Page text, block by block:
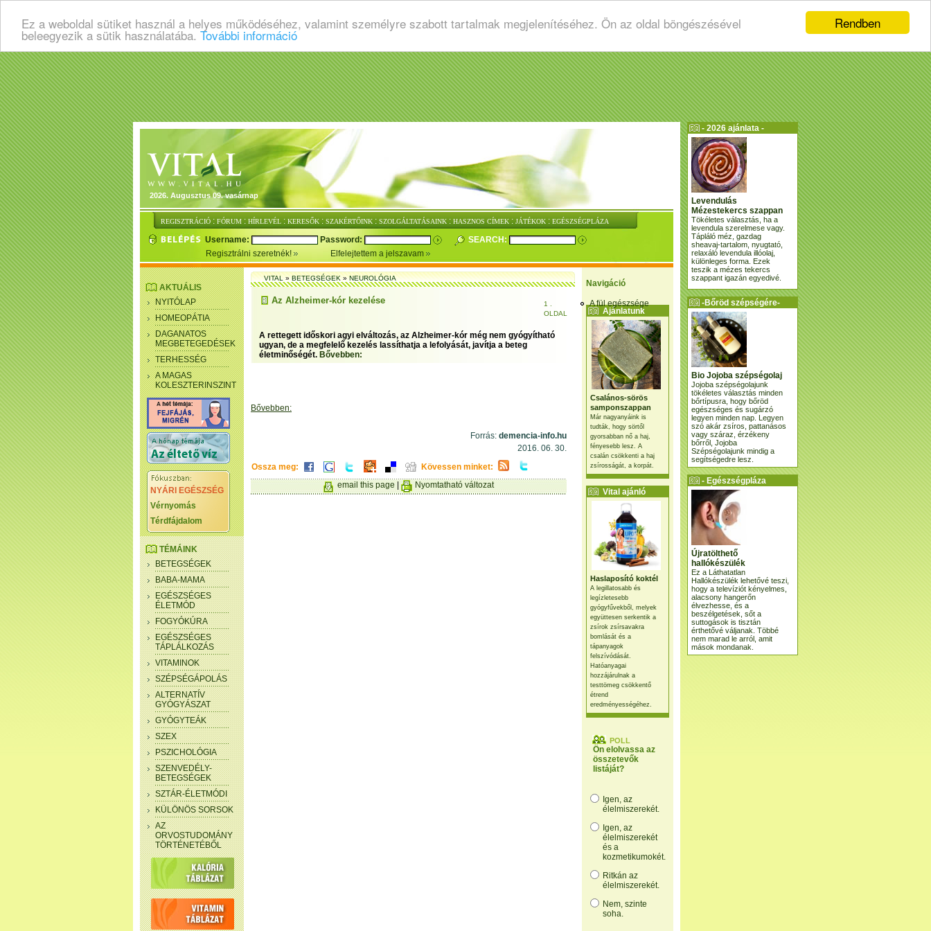
Rendben
Ez a weboldal sütiket használ a helyes működéséhez, valamint személyre szabott tartalmak megjelenítéséhez. Ön az oldal böngészésével
beleegyezik a sütik használatába. További információ
2026. Augusztus 09. vasárnap
REGISZTRÁCIÓ : FÓRUM : HÍRLEVÉL : KERESŐK : SZAKÉRTŐINK : SZOLGÁLTATÁSAINK : HASZNOS CÍMEK : JÁTÉKOK : EGÉSZSÉGPLÁZA
Username: Password:
SEARCH:
Regisztrálni szeretnék!
Elfelejtettem a jelszavam
Navigáció
A fül egészsége
Ajánlatunk
Csalános-sörös
samponszappan
Már nagyanyáink is
tudták, hogy sörtől
gyorsabban nő a haj,
fényesebb lesz. A
csalán csökkenti a haj
zsírosságát, a korpát.
Vital ajánló
Haslaposító koktél
A legillatosabb és
legízletesebb
gyógyfűvekből, melyek
együttesen serkentik a
zsírok zsírsavakra
bomlását és a
tápanyagok
felszívódását.
Hatóanyagai
hozzájárulnak a
testtömeg csökkentő
étrend
eredményességéhez.
POLL
Ön elolvassa az
összetevők
listáját?
Igen, az
élelmiszerekét.
Igen, az
élelmiszerekét
és a
kozmetikumokét.
Ritkán az
élelmiszerekét.
Nem, szinte
soha.
AKTUÁLIS
NYITÓLAP
HOMEOPÁTIA
DAGANATOS
MEGBETEGEDÉSEK
TERHESSÉG
A MAGAS
KOLESZTERINSZINT
NYÁRI EGÉSZSÉG
Vérnyomás
Térdfájdalom
TÉMÁINK
BETEGSÉGEK
BABA-MAMA
EGÉSZSÉGES
ÉLETMÓD
FOGYÓKÚRA
EGÉSZSÉGES
TÁPLÁLKOZÁS
VITAMINOK
SZÉPSÉGÁPOLÁS
ALTERNATÍV
GYÓGYÁSZAT
GYÓGYTEÁK
SZEX
PSZICHOLÓGIA
SZENVEDÉLY-
BETEGSÉGEK
SZTÁR-ÉLETMÓDI
KÜLÖNÖS SORSOK
AZ
ORVOSTUDOMÁNY
TÖRTÉNETÉBŐL
VITAL»BETEGSÉGEK»NEUROLÓGIA
Az Alzheimer-kór kezelése
1 .
OLDAL
A rettegett időskori agyi elváltozás, az Alzheimer-kór még nem gyógyítható
ugyan, de a megfelelő kezelés lassíthatja a lefolyását, javítja a beteg
életminőségét. Bővebben:
Bővebben:
Forrás: demencia-info.hu
2016. 06. 30.
Ossza meg:
Kövessen minket:
email this page
Nyomtatható változat
- 2026 ajánlata -
Levendulás
Mézestekercs szappan
Tökéletes választás, ha a
levendula szerelmese vagy.
Tápláló méz, gazdag
sheavaj-tartalom, nyugtató,
relaxáló levendula illóolaj,
különleges forma. Ezek
teszik a mézes tekercs
szappant igazán egyedivé.
-Bőröd szépségére-
Bio Jojoba szépségolaj
Jojoba szépségolajunk
tökéletes választás minden
bőrtípusra, hogy bőröd
egészséges és sugárzó
legyen minden nap. Legyen
szó akár zsíros, pattanásos
vagy száraz, érzékeny
bőrről, Jojoba
Szépségolajunk mindig a
segítségedre lesz.
- Egészségpláza
ajánlatunk -
Újratölthető
hallókészülék
Ez a Láthatatlan
Hallókészülék lehetővé teszi,
hogy a televíziót kényelmes,
alacsony hangerőn
élvezhesse, és a
beszélgetések, sőt a
suttogások is tisztán
érthetővé váljanak. Többé
nem marad le arról, amit
mások mondanak.